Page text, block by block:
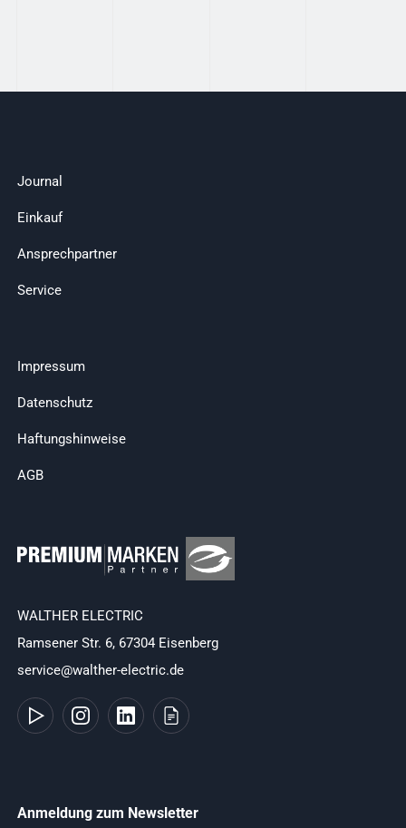
Journal
Einkauf
Ansprechpartner
Service
Impressum
Datenschutz
Haftungshinweise
AGB
WALTHER ELECTRIC
Ramsener Str. 6, 67304 Eisenberg
service@walther-electric.de
Anmeldung zum Newsletter